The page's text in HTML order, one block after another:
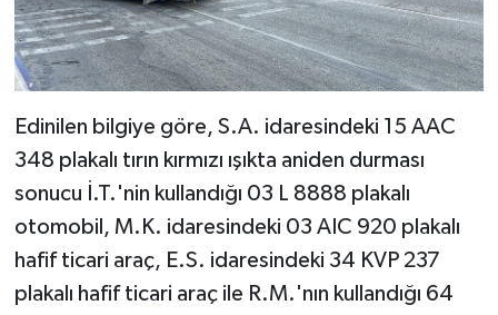
Edinilen bilgiye göre, S.A. idaresindeki 15 AAC
348 plakalı tırın kırmızı ışıkta aniden durması
sonucu İ.T.'nin kullandığı 03 L 8888 plakalı
otomobil, M.K. idaresindeki 03 AIC 920 plakalı
hafif ticari araç, E.S. idaresindeki 34 KVP 237
plakalı hafif ticari araç ile R.M.'nın kullandığı 64